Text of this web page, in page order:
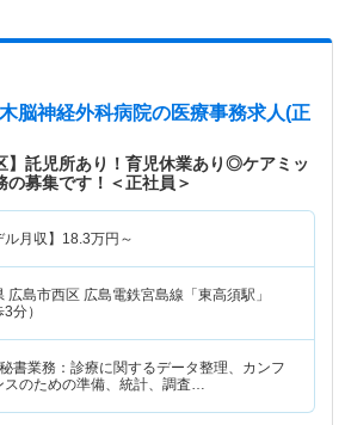
脳神経外科病院の医療事務求人(正
】託児所あり！育児休業あり◎ケアミッ
の募集です！＜正社員＞
ル月収】 18.3万円～
広島市西区 広島電鉄宮島線「東高須駅」
3分）
書業務：診療に関するデータ整理、カンフ
スのための準備、統計、調査…